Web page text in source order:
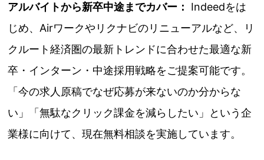
アルバイトから新卒中途までカバー：
Indeedをは
じめ、Airワークやリクナビのリニューアルなど、リ
クルート経済圏の最新トレンドに合わせた最適な新
卒・インターン・中途採用戦略をご提案可能です。
「今の求人原稿でなぜ応募が来ないのか分からな
い」「無駄なクリック課金を減らしたい」という企
業様に向けて、現在無料相談を実施しています。